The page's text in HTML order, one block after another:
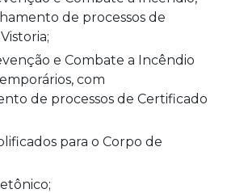
de processos de
com
de processos de Certificado